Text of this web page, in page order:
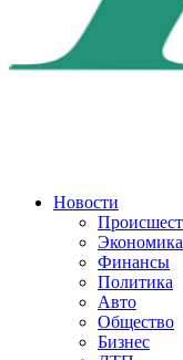
Новости
Экономика
Финансы
Политика
Авто
Общество
Бизнес